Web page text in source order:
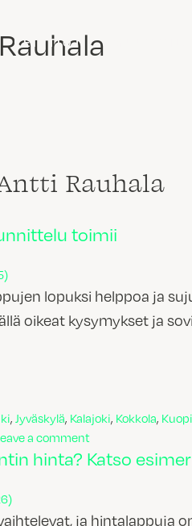
KEITTIÖT
Rauhala
toimii
lopuksi helppoa ja
oikeat kysymykset ja
keittiösuunnittelu toimii
, Jyväskylä, Kalajoki, Kokkola,
a commenton Näin Topin
hinta? Katso
ja hintalappuja